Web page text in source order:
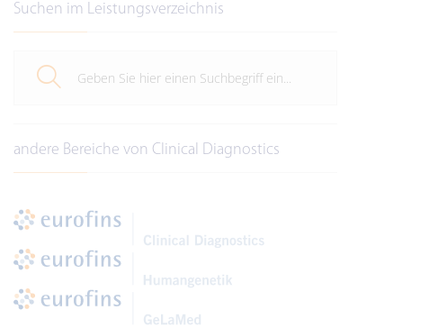
Suchen im Leistungsverzeichnis
andere Bereiche von Clinical Diagnostics